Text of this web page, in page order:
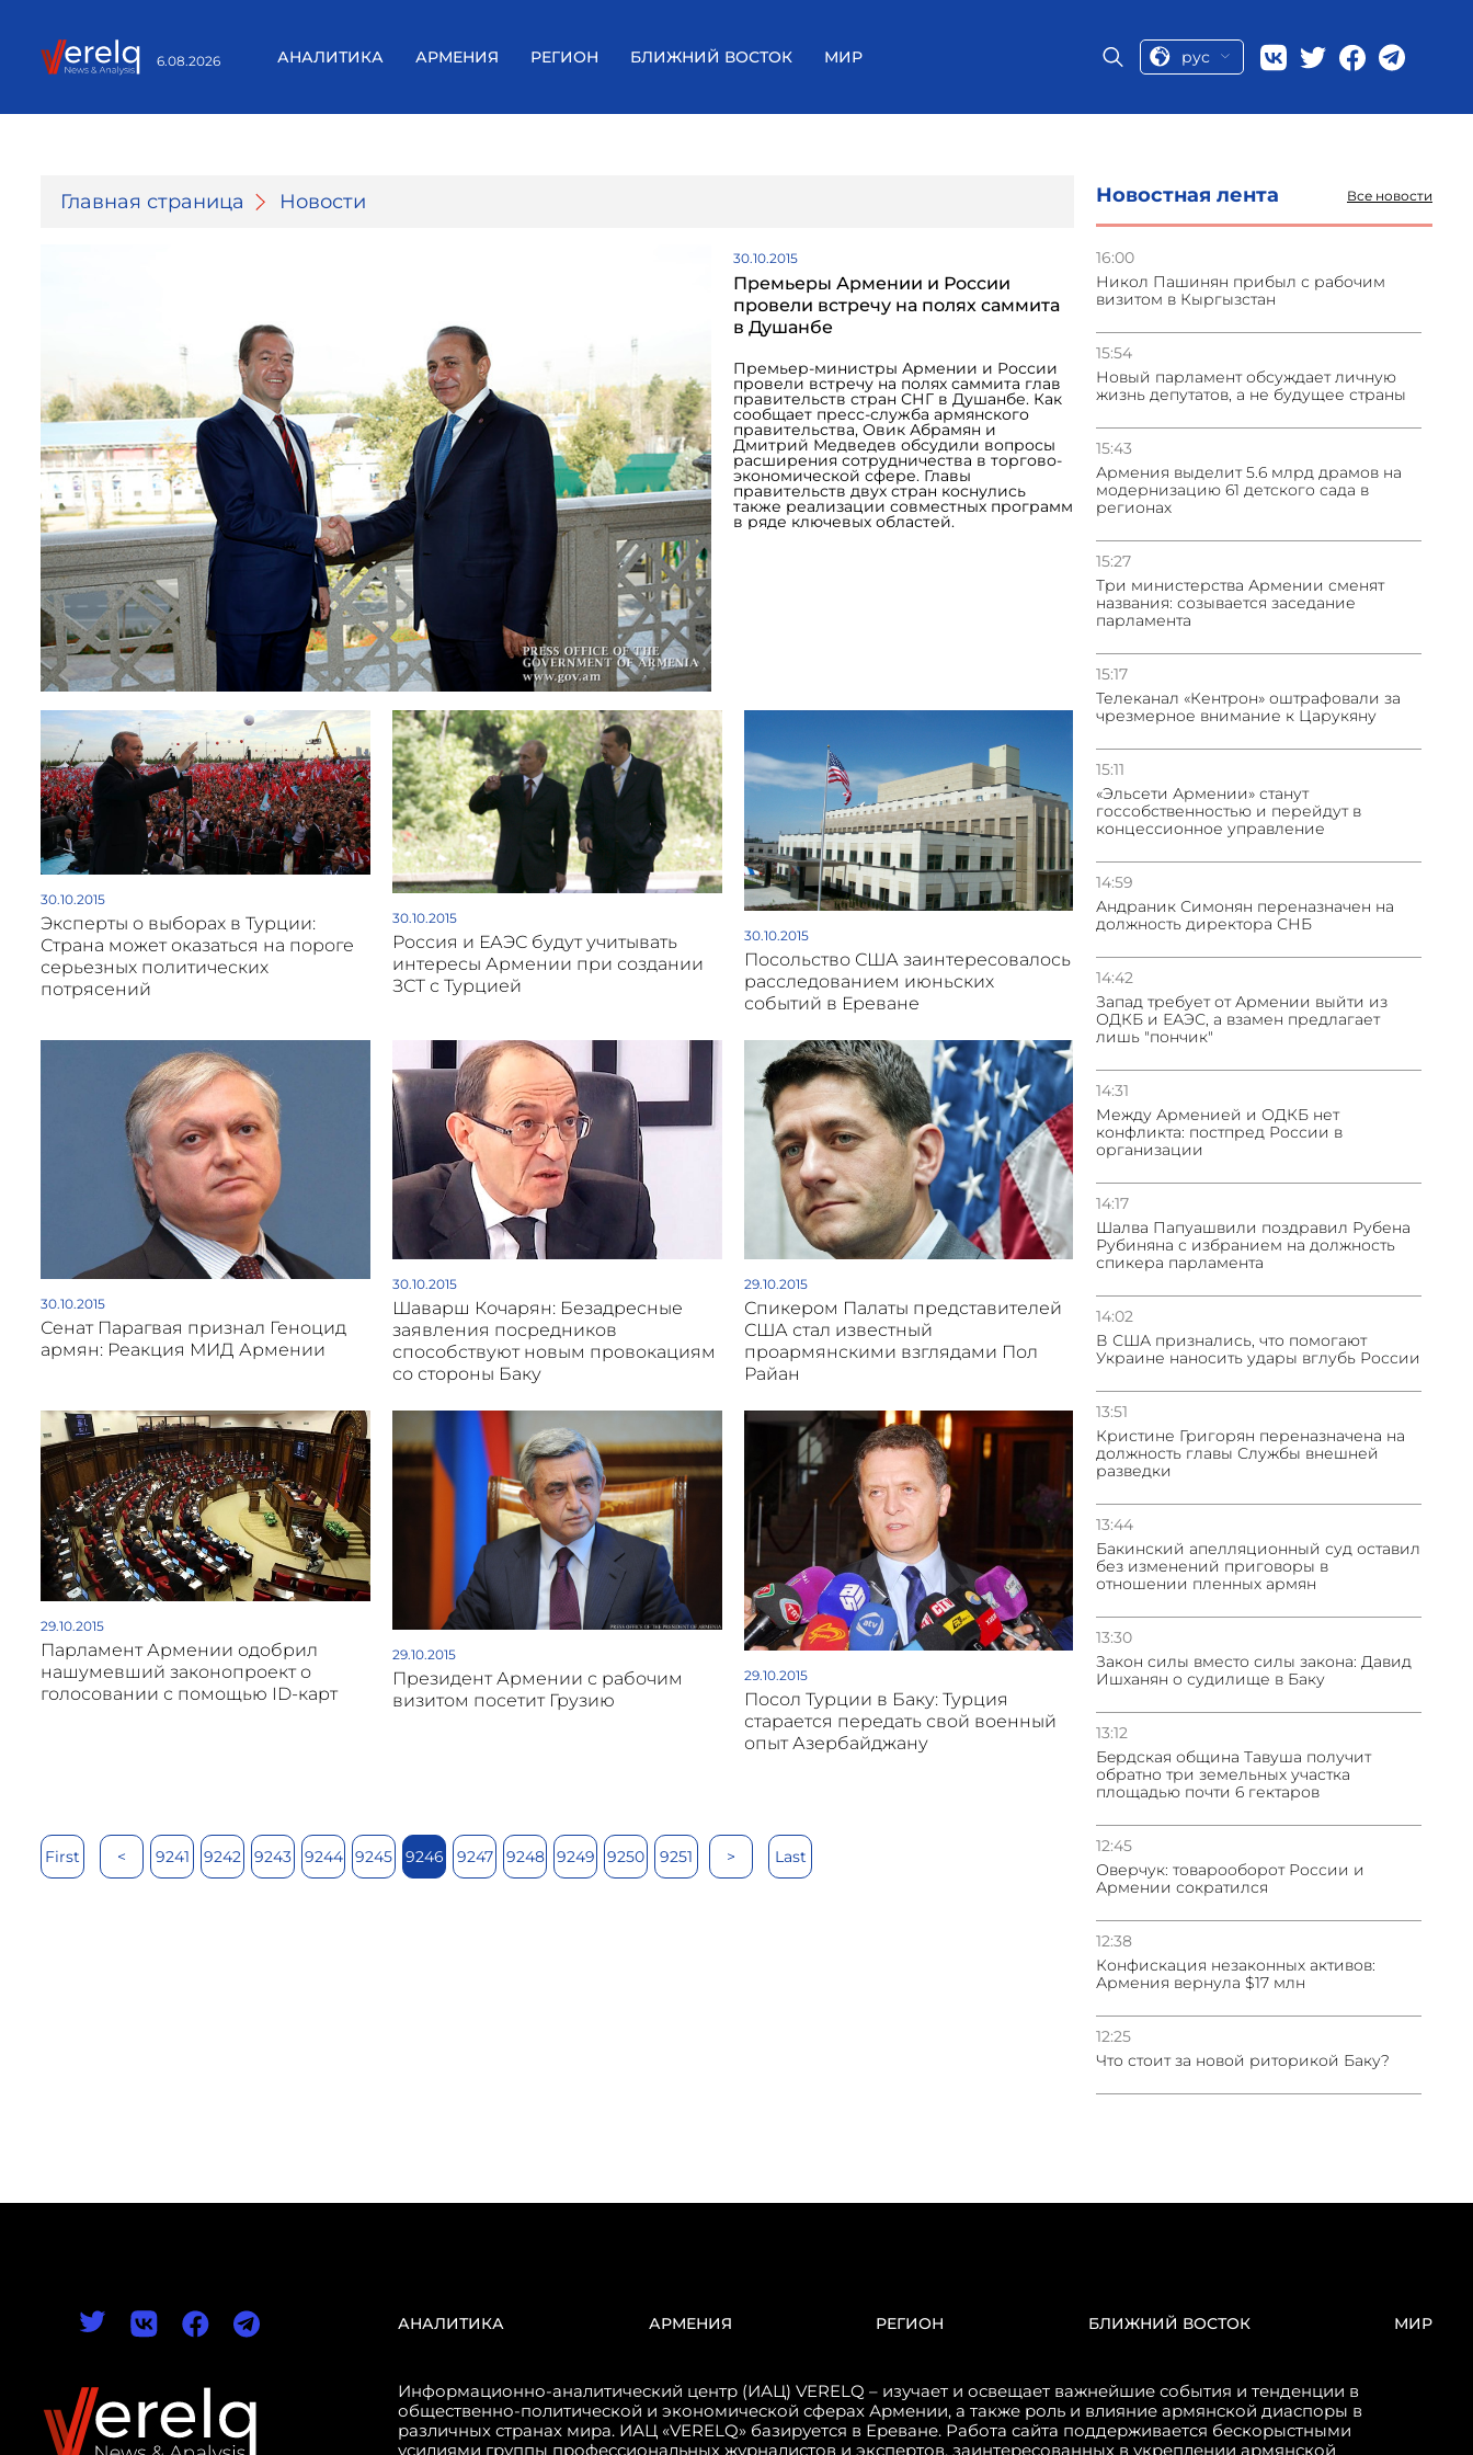
6.08.2026 АНАЛИТИКА АРМЕНИЯ РЕГИОН БЛИЖНИЙ ВОСТОК МИР рус
Главная страница Новости
30.10.2015
Премьеры Армении и России
провели встречу на полях саммита
в Душанбе
Премьер-министры Армении и России
провели встречу на полях саммита глав
правительств стран СНГ в Душанбе. Как
сообщает пресс-служба армянского
правительства, Овик Абрамян и
Дмитрий Медведев обсудили вопросы
расширения сотрудничества в торгово-
экономической сфере. Главы
правительств двух стран коснулись
также реализации совместных программ
в ряде ключевых областей.
30.10.2015
Эксперты о выборах в Турции:
Страна может оказаться на пороге
серьезных политических
потрясений
30.10.2015
Россия и ЕАЭС будут учитывать
интересы Армении при создании
ЗСТ с Турцией
30.10.2015
Посольство США заинтересовалось
расследованием июньских
событий в Ереване
30.10.2015
Сенат Парагвая признал Геноцид
армян: Реакция МИД Армении
30.10.2015
Шаварш Кочарян: Безадресные
заявления посредников
способствуют новым провокациям
со стороны Баку
29.10.2015
Спикером Палаты представителей
США стал известный
проармянскими взглядами Пол
Райан
29.10.2015
Парламент Армении одобрил
нашумевший законопроект о
голосовании с помощью ID-карт
29.10.2015
Президент Армении с рабочим
визитом посетит Грузию
29.10.2015
Посол Турции в Баку: Турция
старается передать свой военный
опыт Азербайджану
First < 9241 9242 9243 9244 9245 9246 9247 9248 9249 9250 9251 > Last
Новостная лента Все новости
16:00
Никол Пашинян прибыл с рабочим
визитом в Кыргызстан
15:54
Новый парламент обсуждает личную
жизнь депутатов, а не будущее страны
15:43
Армения выделит 5.6 млрд драмов на
модернизацию 61 детского сада в
регионах
15:27
Три министерства Армении сменят
названия: созывается заседание
парламента
15:17
Телеканал «Кентрон» оштрафовали за
чрезмерное внимание к Царукяну
15:11
«Эльсети Армении» станут
госсобственностью и перейдут в
концессионное управление
14:59
Андраник Симонян переназначен на
должность директора СНБ
14:42
Запад требует от Армении выйти из
ОДКБ и ЕАЭС, а взамен предлагает
лишь "пончик"
14:31
Между Арменией и ОДКБ нет
конфликта: постпред России в
организации
14:17
Шалва Папуашвили поздравил Рубена
Рубиняна с избранием на должность
спикера парламента
14:02
В США признались, что помогают
Украине наносить удары вглубь России
13:51
Кристине Григорян переназначена на
должность главы Службы внешней
разведки
13:44
Бакинский апелляционный суд оставил
без изменений приговоры в
отношении пленных армян
13:30
Закон силы вместо силы закона: Давид
Ишханян о судилище в Баку
13:12
Бeрдская община Тавуша получит
обратно три земельных участка
площадью почти 6 гектаров
12:45
Оверчук: товарооборот России и
Армении сократился
12:38
Конфискация незаконных активов:
Армения вернула $17 млн
12:25
Что стоит за новой риторикой Баку?
АНАЛИТИКА АРМЕНИЯ РЕГИОН БЛИЖНИЙ ВОСТОК МИР
Информационно-аналитический центр (ИАЦ) VERELQ – изучает и освещает важнейшие события и тенденции в
общественно-политической и экономической сферах Армении, а также роль и влияние армянской диаспоры в
различных странах мира. ИАЦ «VERELQ» базируется в Ереване. Работа сайта поддерживается бескорыстными
усилиями группы профессиональных журналистов и экспертов, заинтересованных в укреплении армянской